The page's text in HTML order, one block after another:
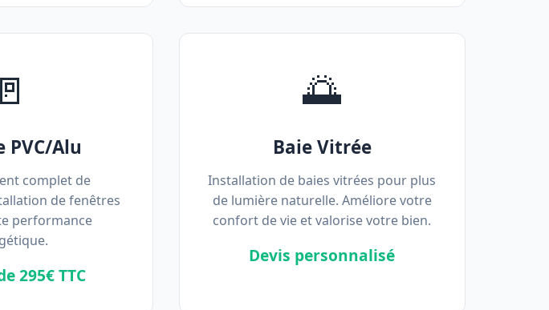
🚪
PVC/Alu
complet de
de fenêtres
performance
295€ TTC
🌅
Baie Vitrée
Installation de baies vitrées pour plus
de lumière naturelle. Améliore votre
confort de vie et valorise votre bien.
Devis personnalisé